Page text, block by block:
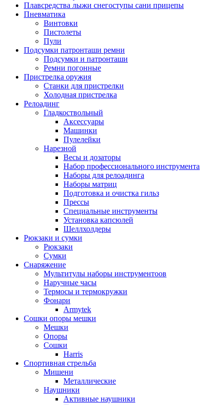
Плавсредства лыжи снегоступы сани прицепы
Пневматика
Винтовки
Пистолеты
Пули
Подсумки патронташи ремни
Подсумки и патронташи
Ремни погонные
Пристрелка оружия
Станки для пристрелки
Холодная пристрелка
Релоадинг
Гладкоствольный
Аксессуары
Машинки
Пулелейки
Нарезной
Весы и дозаторы
Набор профессионального инструмента
Наборы для релоадинга
Наборы матриц
Подготовка и очистка гильз
Прессы
Специальные инструменты
Установка капсюлей
Шеллхолдеры
Рюкзаки и сумки
Рюкзаки
Сумки
Снаряжение
Мультитулы наборы инструментоов
Наручные часы
Термосы и термокружки
Фонари
Armytek
Сошки опоры мешки
Мешки
Опоры
Сошки
Harris
Спортивная стрельба
Мишени
Металлические
Наушники
Активные наушники